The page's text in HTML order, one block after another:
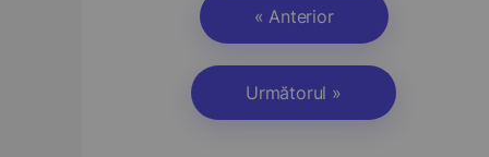
« Anterior
Următorul »